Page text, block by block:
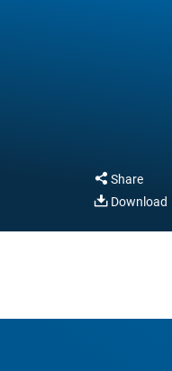
Share
Download